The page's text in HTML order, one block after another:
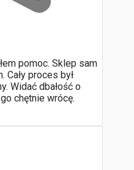
pomoc. Sklep sam
Cały proces był
Widać dbałość o
chętnie wrócę.